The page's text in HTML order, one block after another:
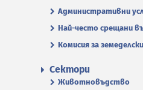
Административни
Най-често срещани
Комисия за
Сектори
Животновъдство